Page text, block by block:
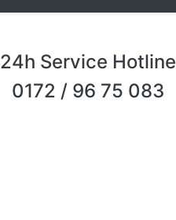
24h Service Hotline
0172 / 96 75 083